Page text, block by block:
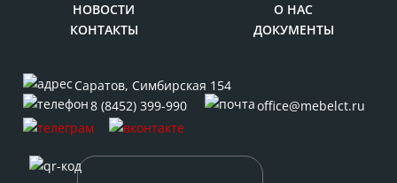
НОВОСТИ
О НАС
КОНТАКТЫ
ДОКУМЕНТЫ
Саратов, Симбирская 154
8 (8452) 399-990
office@mebelct.ru